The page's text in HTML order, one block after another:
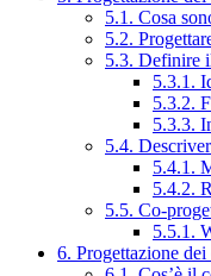
5.1. Cosa
5.2.
5.3. Definire
5.3.1.
5.3.2.
5.3.3.
5.4.
5.4.1.
5.4.2.
5.5. Co-
5.5.1.
6. Progettazione dei